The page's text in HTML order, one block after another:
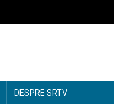
DESPRE SRTV